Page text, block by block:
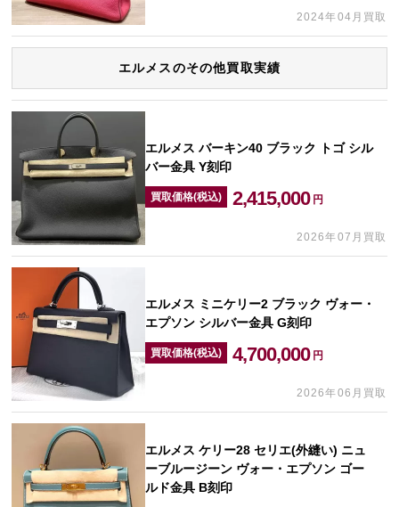
2024年04月買取
エルメスのその他買取実績
エルメス バーキン40 ブラック トゴ シル
バー金具 Y刻印
買取価格(税込) 2,415,000 円
2026年07月買取
エルメス ミニケリー2 ブラック ヴォー・
エプソン シルバー金具 G刻印
買取価格(税込) 4,700,000 円
2026年06月買取
エルメス ケリー28 セリエ(外縫い) ニュ
ーブルージーン ヴォー・エプソン ゴー
ルド金具 B刻印